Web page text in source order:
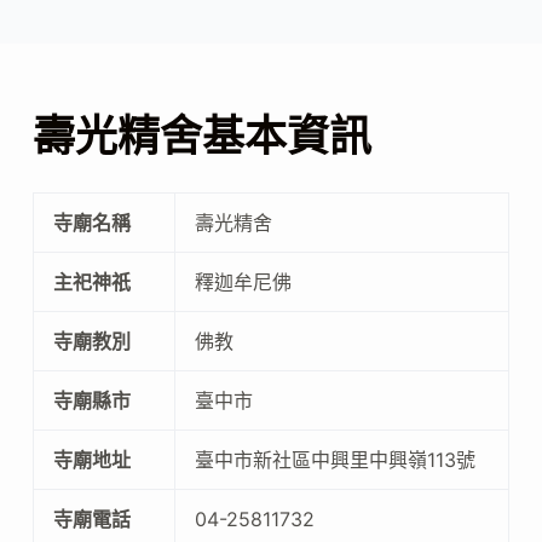
壽光精舍基本資訊
寺廟名稱 壽光精舍
主祀神祇 釋迦牟尼佛
寺廟教別 佛教
寺廟縣市 臺中市
寺廟地址 臺中市新社區中興里中興嶺113號
寺廟電話 04-25811732